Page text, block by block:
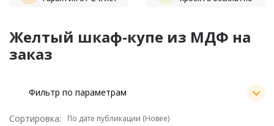
Желтый шкаф-купе из МДФ на
заказ
Фильтр по параметрам
Сортировка: